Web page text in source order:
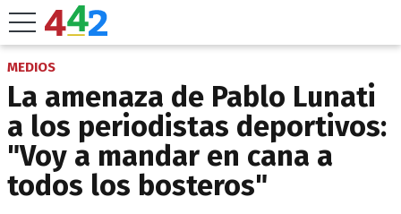
MEDIOS
La amenaza de Pablo Lunati
a los periodistas deportivos:
"Voy a mandar en cana a
todos los bosteros"